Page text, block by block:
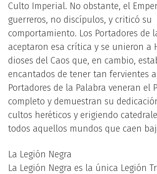
Culto Imperial. No obstante, el
guerreros, no discípulos, y criticó su
comportamiento. Los Portadores de
aceptaron esa crítica y se unieron a
dioses del Caos que, en cambio,
encantados de tener tan fervientes
Portadores de la Palabra veneran el
completo y demuestran su
cultos heréticos y erigiendo
todos aquellos mundos que caen
La Legión Negra
La Legión Negra es la única Legión